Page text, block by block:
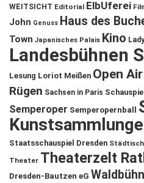
WEITSICHT Editorial ElbUferei
John Genuss Haus des
Town Japanisches Palais Kino
Landesbühnen
Lesung Loriot Meißen Open Air
Rügen Sachsen in Paris
Semperoper Semperopernball
Staatsschauspiel Dresden
Theater Theaterzelt
Dresden-Bautzen eG